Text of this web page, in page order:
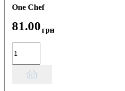
One Chef
81.00грн